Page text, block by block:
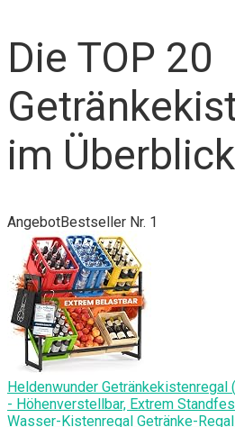
Die TOP 20
im Überblick
AngebotBestseller Nr. 1
Heldenwunder
- Höhenverstellbar, Extrem
Wasser-Kistenregal Getränke-